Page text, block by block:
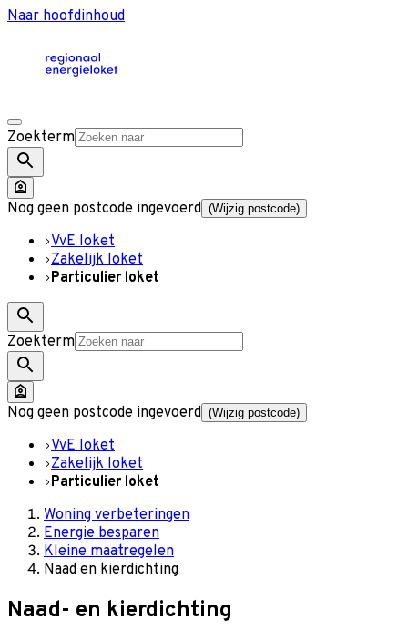
Naar hoofdinhoud
Zoekterm
Nog geen postcode ingevoerd (Wijzig postcode)
VvE loket
Zakelijk loket
Particulier loket
Zoekterm
Nog geen postcode ingevoerd (Wijzig postcode)
VvE loket
Zakelijk loket
Particulier loket
Woning verbeteringen
Energie besparen
Kleine maatregelen
Naad en kierdichting
Naad- en kierdichting